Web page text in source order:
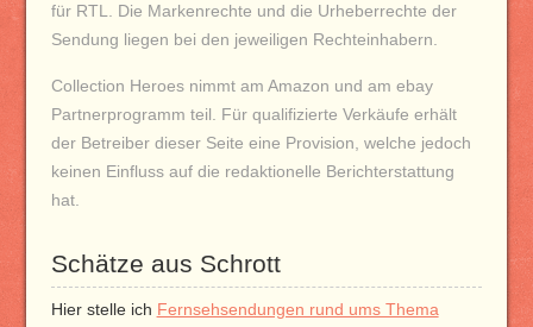
für RTL. Die Markenrechte und die Urheberrechte der
Sendung liegen bei den jeweiligen Rechteinhabern.
Collection Heroes nimmt am Amazon und am ebay
Partnerprogramm teil. Für qualifizierte Verkäufe erhält
der Betreiber dieser Seite eine Provision, welche jedoch
keinen Einfluss auf die redaktionelle Berichterstattung
hat.
Schätze aus Schrott
Hier stelle ich Fernsehsendungen rund ums Thema